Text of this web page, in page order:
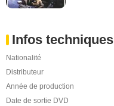
Infos techniques
Nationalité
Distributeur
Année de production
Date de sortie DVD